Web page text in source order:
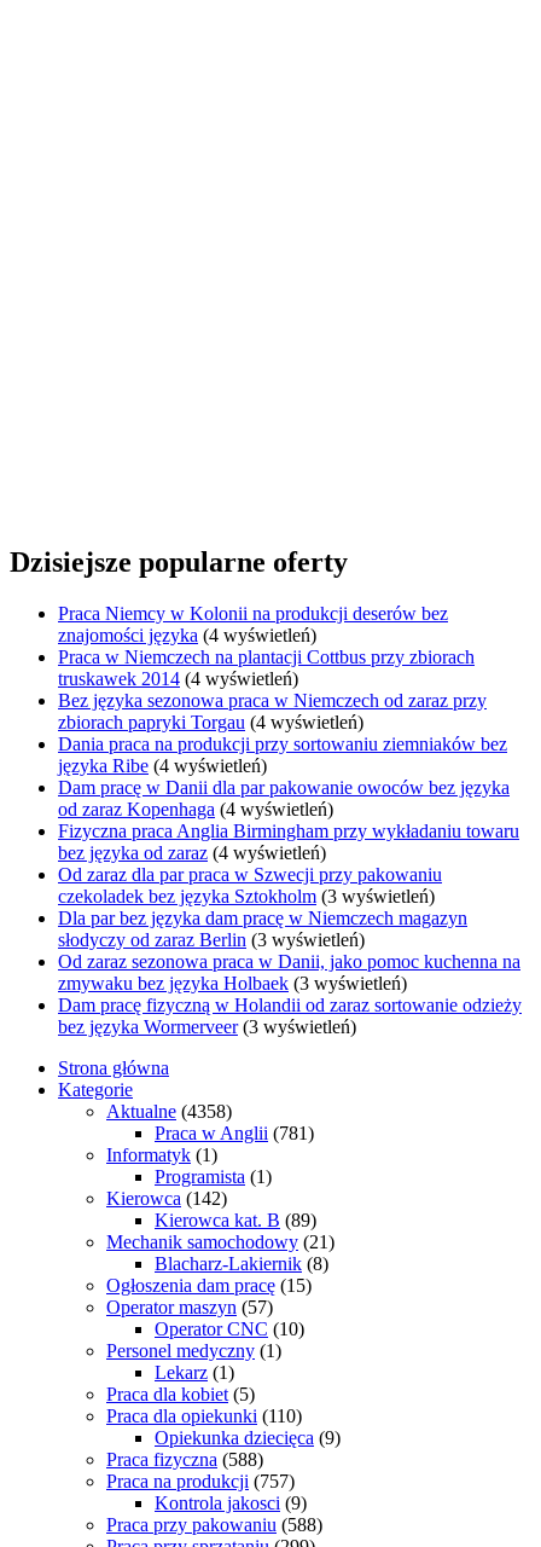
Dzisiejsze popularne oferty
Praca Niemcy w Kolonii na produkcji deserów bez
znajomości języka (4 wyświetleń)
Praca w Niemczech na plantacji Cottbus przy zbiorach
truskawek 2014 (4 wyświetleń)
Bez języka sezonowa praca w Niemczech od zaraz przy
zbiorach papryki Torgau (4 wyświetleń)
Dania praca na produkcji przy sortowaniu ziemniaków bez
języka Ribe (4 wyświetleń)
Dam pracę w Danii dla par pakowanie owoców bez języka
od zaraz Kopenhaga (4 wyświetleń)
Fizyczna praca Anglia Birmingham przy wykładaniu towaru
bez języka od zaraz (4 wyświetleń)
Od zaraz dla par praca w Szwecji przy pakowaniu
czekoladek bez języka Sztokholm (3 wyświetleń)
Dla par bez języka dam pracę w Niemczech magazyn
słodyczy od zaraz Berlin (3 wyświetleń)
Od zaraz sezonowa praca w Danii, jako pomoc kuchenna na
zmywaku bez języka Holbaek (3 wyświetleń)
Dam pracę fizyczną w Holandii od zaraz sortowanie odzieży
bez języka Wormerveer(3 wyświetleń)
Strona główna
Kategorie
Aktualne (4358)
Praca w Anglii (781)
Informatyk (1)
Programista (1)
Kierowca (142)
Kierowca kat. B (89)
Mechanik samochodowy (21)
Blacharz-Lakiernik (8)
Ogłoszenia dam pracę (15)
Operator maszyn (57)
Operator CNC (10)
Personel medyczny (1)
Lekarz (1)
Praca dla kobiet (5)
Praca dla opiekunki (110)
Opiekunka dziecięca (9)
Praca fizyczna (588)
Praca na produkcji (757)
Kontrola jakosci (9)
Praca przy pakowaniu (588)